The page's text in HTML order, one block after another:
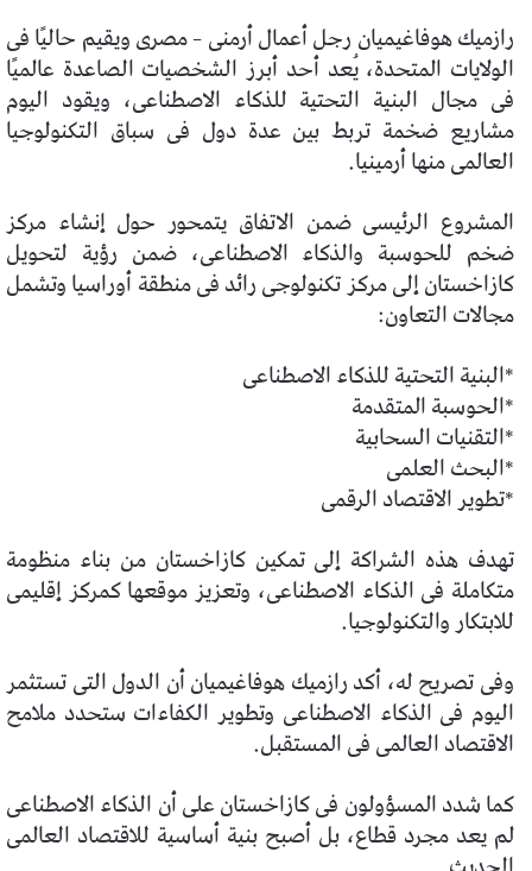
رازميك هوفاغيميان رجل أعمال أرمنى – مصرى ويقيم حاليًا فى
الولايات المتحدة، يُعد أحد أبرز الشخصيات الصاعدة عالميًا
فى مجال البنية التحتية للذكاء الاصطناعى، ويقود اليوم
مشاريع ضخمة تربط بين عدة دول فى سباق التكنولوجيا
العالمى منها أرمينيا.
المشروع الرئيسى ضمن الاتفاق يتمحور حول إنشاء مركز
ضخم للحوسبة والذكاء الاصطناعى، ضمن رؤية لتحويل
كازاخستان إلى مركز تكنولوجى رائد فى منطقة أوراسيا وتشمل
مجالات التعاون:
*البنية التحتية للذكاء الاصطناعى
*الحوسبة المتقدمة
*التقنيات السحابية
*البحث العلمى
*تطوير الاقتصاد الرقمى
تهدف هذه الشراكة إلى تمكين كازاخستان من بناء منظومة
متكاملة فى الذكاء الاصطناعى، وتعزيز موقعها كمركز إقليمى
للابتكار والتكنولوجيا.
وفى تصريح له، أكد رازميك هوفاغيميان أن الدول التى تستثمر
اليوم فى الذكاء الاصطناعى وتطوير الكفاءات ستحدد ملامح
الاقتصاد العالمى فى المستقبل.
كما شدد المسؤولون فى كازاخستان على أن الذكاء الاصطناعى
لم يعد مجرد قطاع، بل أصبح بنية أساسية للاقتصاد العالمى